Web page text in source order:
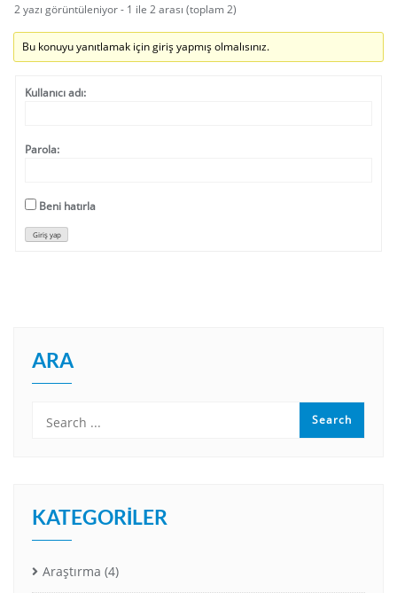
2 yazı görüntüleniyor - 1 ile 2 arası (toplam 2)
Bu konuyu yanıtlamak için giriş yapmış olmalısınız.
Kullanıcı adı:
Parola:
Beni hatırla
Giriş yap
ARA
KATEGORILER
Araştırma (4)